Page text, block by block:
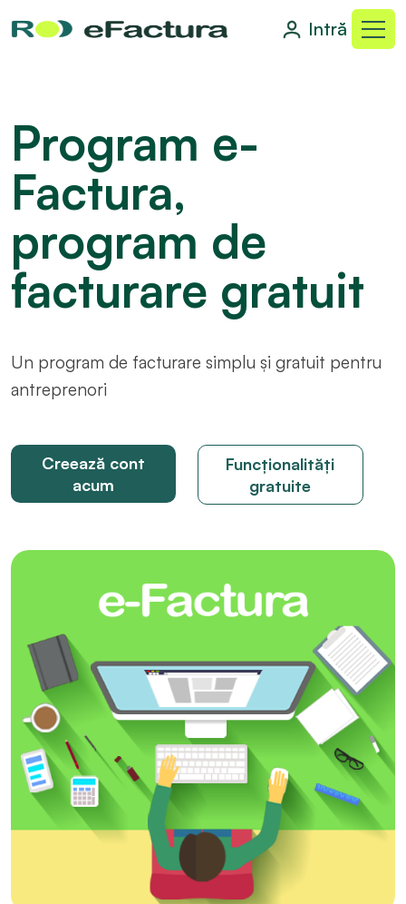
Intră
Program e-
Factura,
program de
facturare gratuit
Un program de facturare simplu și gratuit pentru
antreprenori
Creează cont
acum
Funcționalități
gratuite